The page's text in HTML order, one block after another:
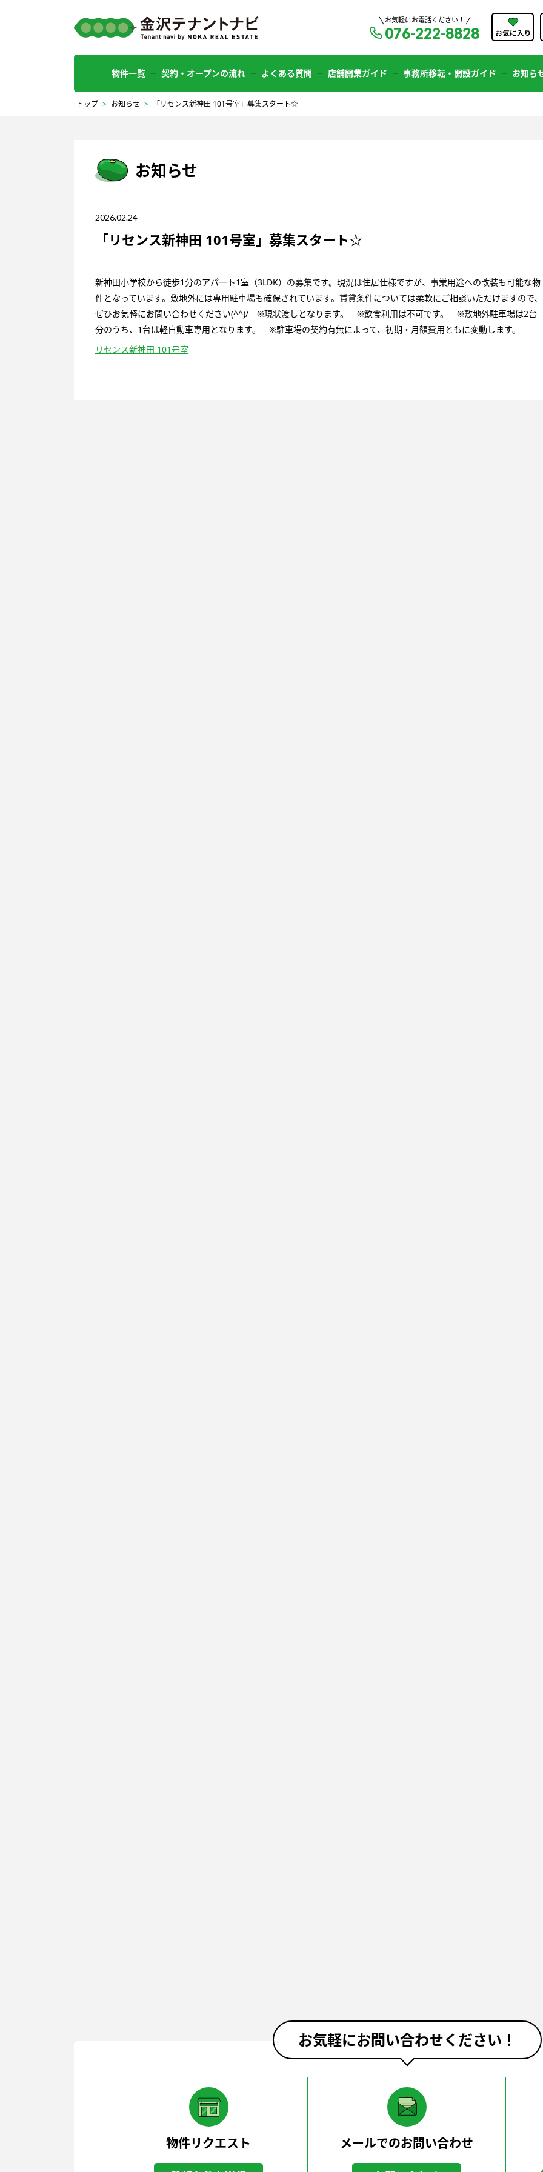
お気軽にお電話ください！
076-222-8828
物件一覧 契約・オープンの流れ よくある質問 店舗開業ガイド 事務所移転・開設ガイド お知ら
トップ > お知らせ > 「リセンス新神田 101号室」募集スタート☆
お知らせ
2026.02.24
「リセンス新神田 101号室」募集スタート☆
新神田小学校から徒歩1分のアパート1室（3LDK）の募集です。現況は住居仕様ですが、事業用途への改装も可能な物
件となっています。敷地外には専用駐車場も確保されています。賃貸条件については柔軟にご相談いただけますので、
ぜひお気軽にお問い合わせください(^^)/ ※現状渡しとなります。 ※飲食利用は不可です。 ※敷地外駐車場は2台
分のうち、1台は軽自動車専用となります。 ※駐車場の契約有無によって、初期・月額費用ともに変動します。
リセンス新神田 101号室
お気軽にお問い合わせください！
物件リクエスト メールでのお問い合わせ